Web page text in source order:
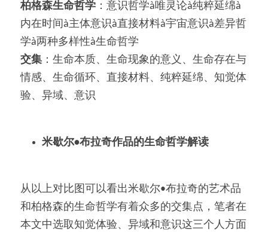
柏格森生命哲学 ：意识哲学à唯灵论à纯粹延绵à
内在时间à主体意识à直接材料à宇宙意识à差异哲
学à两种多样性à生命哲学
交集 ：生命本质、生命现象的意义、生命存在与
情感、生命循环、直接材料、纯粹延绵、知觉体
验、异域、意识
米歇尔•布拉奇作品的生命哲学解读
从以上对比图可以看出米歇尔•布拉奇的艺术品
和柏格森的生命哲学有着众多的交集点，笔者在
本文中选取知觉体验、异域和意识这三个人方面